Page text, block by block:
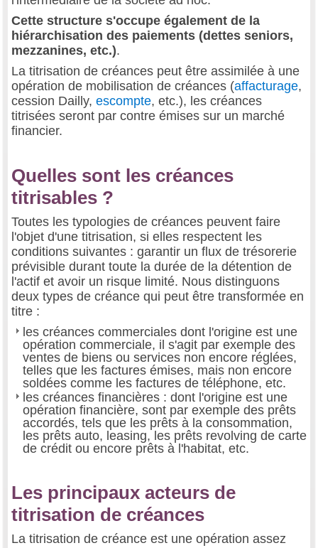
Cette structure s'occupe également de la
hiérarchisation des paiements (dettes seniors,
mezzanines, etc.).
La titrisation de créances peut être assimilée à une
opération de mobilisation de créances (affacturage,
cession Dailly, escompte, etc.), les créances
titrisées seront par contre émises sur un marché
financier.
Quelles sont les créances
titrisables ?
Toutes les typologies de créances peuvent faire
l'objet d'une titrisation, si elles respectent les
conditions suivantes : garantir un flux de trésorerie
prévisible durant toute la durée de la détention de
l'actif et avoir un risque limité. Nous distinguons
deux types de créance qui peut être transformée en
titre :
les créances commerciales dont l'origine est une
opération commerciale, il s'agit par exemple des
ventes de biens ou services non encore réglées,
telles que les factures émises, mais non encore
soldées comme les factures de téléphone, etc.
les créances financières : dont l'origine est une
opération financière, sont par exemple des prêts
accordés, tels que les prêts à la consommation,
les prêts auto, leasing, les prêts revolving de carte
de crédit ou encore prêts à l'habitat, etc.
Les principaux acteurs de
titrisation de créances
La titrisation de créance est une opération assez